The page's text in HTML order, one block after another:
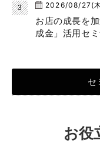
2026/08/27(
お店の成長を
成金」活用セ
セ
お役